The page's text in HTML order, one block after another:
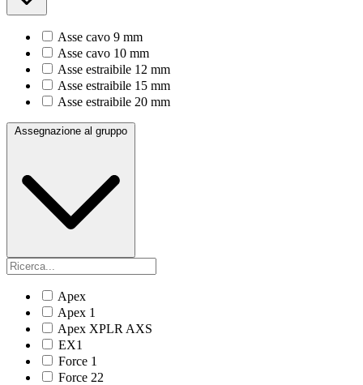
Asse cavo 9 mm
Asse cavo 10 mm
Asse estraibile 12 mm
Asse estraibile 15 mm
Asse estraibile 20 mm
Assegnazione al gruppo
Apex
Apex 1
Apex XPLR AXS
EX1
Force 1
Force 22